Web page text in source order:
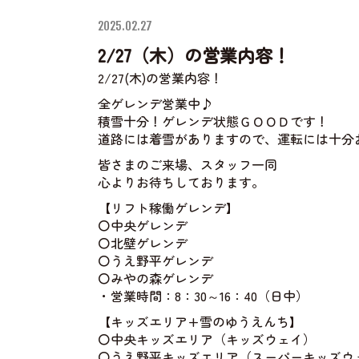
2025.02.27
2/27（木）の営業内容！
2/27(木)の営業内容！
全ゲレンデ営業中♪
積雪十分！ゲレンデ状態ＧＯＯＤです！
道路には着雪がありますので、運転には十分
皆さまのご来場、スタッフ一同
心よりお待ちしております。
【リフト稼働ゲレンデ】
〇中央ゲレンデ
〇北壁ゲレンデ
〇うえ野平ゲレンデ
〇みやの森ゲレンデ
・営業時間：8：30～16：40（日中）
【キッズエリア+雪のゆうえんち】
〇中央キッズエリア（キッズウェイ）